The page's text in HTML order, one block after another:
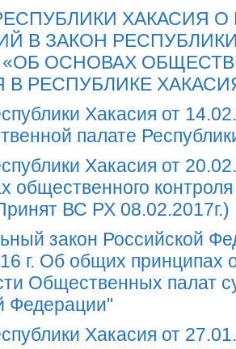
ХАКАСИЯ
В ЗАКОН
«ОБ ОСНОВАХ
В РЕСПУБЛИКЕ
Хакасия от
палате
Хакасия от
общественного
ВС РХ 08.02.2017г.)
закон Российской
г. Об общих принципах
Общественных палат
Федерации"
Хакасия от